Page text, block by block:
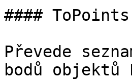
#### ToPoints
Převede
bodů objektů